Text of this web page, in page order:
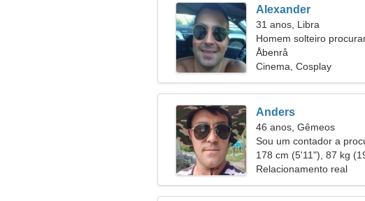
Alexander
31 anos, Libra
Homem solteiro
28
Åbenrå
Cinema, Cosplay
Anders
46 anos, Gêmeos
Sou um contador a
tímida
178 cm (5'11"), 87 kg
Relacionamento real